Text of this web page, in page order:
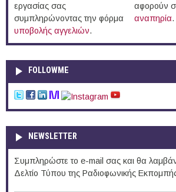
εργασίας σας
συμπληρώνοντας την φόρμα
υποβολής αγγελιών.
αφορούν
αναπηρία.
FOLLOWME
NEWSLETTER
Συμπληρώστε το e-mail σας και θα
Δελτίο Τύπου της Ραδιοφωνικής